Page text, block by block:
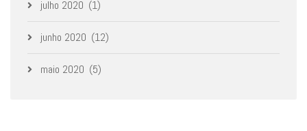
julho 2020 (1)
junho 2020 (12)
maio 2020 (5)